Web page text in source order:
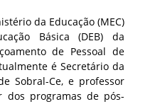
da Educação (MEC)
Básica (DEB) da
de Pessoal de
é Secretário da
Sobral-Ce, e professor
dos programas de pós-